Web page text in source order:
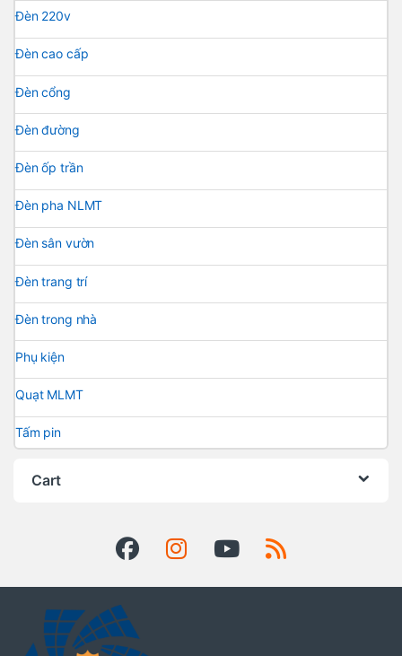
Đèn 220v
Đèn cao cấp
Đèn cổng
Đèn đường
Đèn ốp trần
Đèn pha NLMT
Đèn sân vườn
Đèn trang trí
Đèn trong nhà
Phụ kiện
Quạt MLMT
Tấm pin
Cart